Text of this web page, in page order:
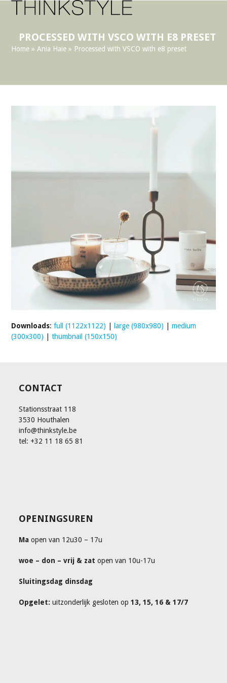
Open
menu
Close
menu
PROCESSED WITH VSCO WITH E8 PRESET
Home »Ania Haie » Processed with VSCO with e8 preset
Downloads:full (1122x1122) large (980x980) |medium
(300x300) |thumbnail (150x150)
CONTACT
Stationsstraat 118
3530 Houthalen
info@thinkstyle.be
tel: +32 11 18 65 81
OPENINGSUREN
Ma open van 12u30 – 17u
woe – don – vrij & zatopen van 10u-17u
Sluitingsdag dinsdag
Opgelet: uitzonderlijk gesloten op13, 15, 16 & 17/7